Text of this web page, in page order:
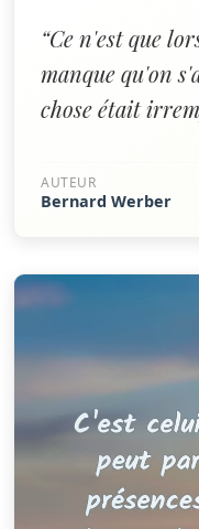
“Ce n'est que
manque qu'on
chose était
AUTEUR
Bernard Werber